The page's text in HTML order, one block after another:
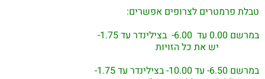
טבלת פרמטרים לצרופים אפשרים:
במרשם 0.00 עד 6.00- בצילינדר עד 1.75-
יש את כל הזויות
במרשם 6.50- עד 10.00- בצילינדר עד 1.75-